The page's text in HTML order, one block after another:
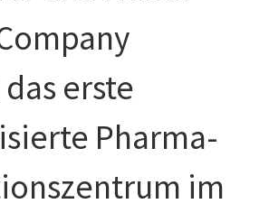
erste
Pharma-
im